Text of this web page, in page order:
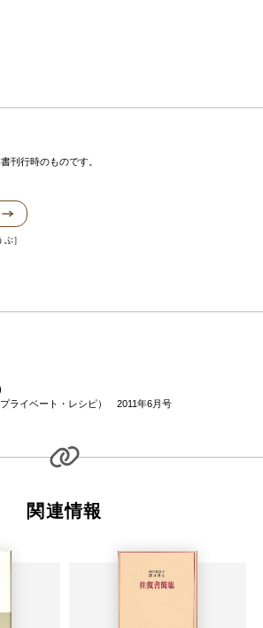
刊行時のものです。
ぶ
ライベート・レシピ） 2011年6月号
関連情報